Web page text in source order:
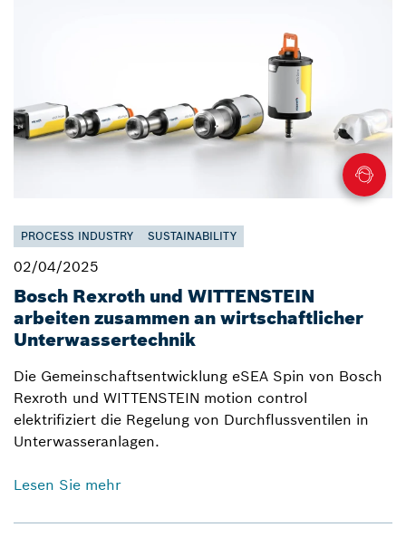
PROCESS INDUSTRY SUSTAINABILITY
02/04/2025
Bosch Rexroth und WITTENSTEIN
arbeiten zusammen an wirtschaftlicher
Unterwassertechnik
Die Gemeinschaftsentwicklung eSEA Spin von Bosch
Rexroth und WITTENSTEIN motion control
elektrifiziert die Regelung von Durchflussventilen in
Unterwasseranlagen.
Lesen Sie mehr